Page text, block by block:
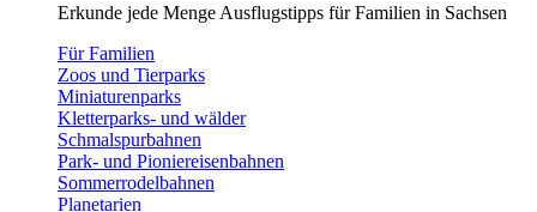
Erkunde jede Menge Ausflugstipps für Familien in Sachsen
Für Familien
Zoos und Tierparks
Miniaturenparks
Kletterparks- und wälder
Schmalspurbahnen
Park- und Pioniereisenbahnen
Sommerrodelbahnen
Planetarien